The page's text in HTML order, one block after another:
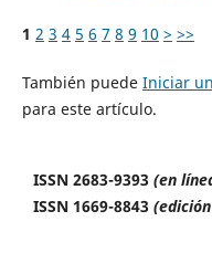
1 2 3 4 5 6 7 8 9 10 > >>
También puede Iniciar
para este artículo.
ISSN 2683-9393 (en
ISSN 1669-8843